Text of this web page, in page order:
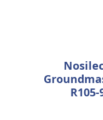
R105-